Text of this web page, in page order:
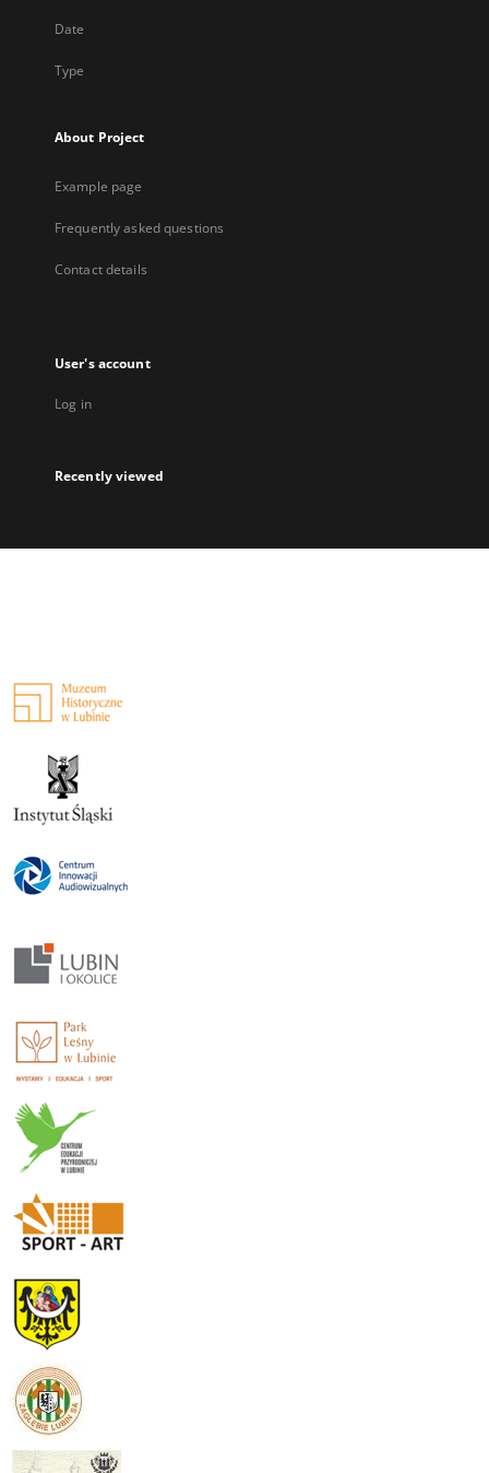
Date
Type
About Project
Example page
Frequently asked questions
Contact details
User's account
Log in
Recently viewed